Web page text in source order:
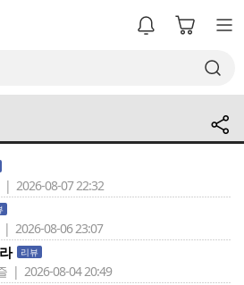
| 2026-08-07 22:32
2026-08-06 23:07
리뷰
| 2026-08-04 20:49